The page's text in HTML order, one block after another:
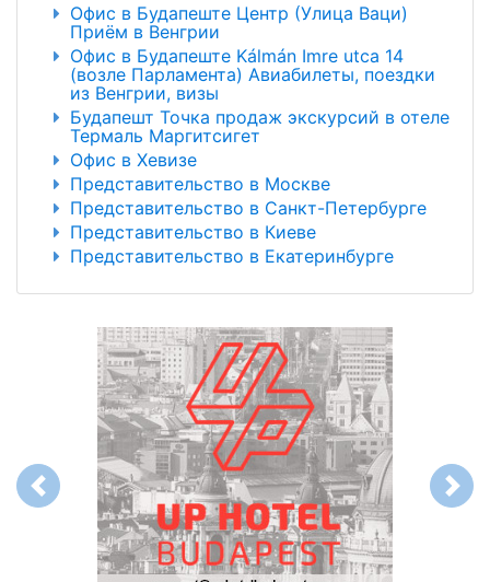
Офис в Будапеште Центр (Улица Ваци)
Приём в Венгрии
Офис в Будапеште Kálmán Imre utca 14
(возле Парламента) Авиабилеты, поездки
из Венгрии, визы
Будапешт Точка продаж экскурсий в отеле
Термаль Маргитсигет
Офис в Хевизе
Представительство в Москве
Представительство в Санкт-Петербурге
Представительство в Киеве
Представительство в Екатеринбурге
Previous Next